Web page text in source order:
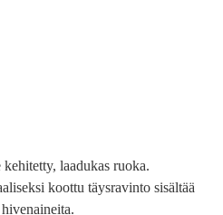
laadukas ruoka.
koottu täysravinto sisältää